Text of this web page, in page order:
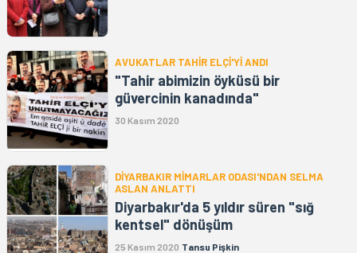
AVUKATLAR TAHİR ELÇİ'Yİ ANDI
"Tahir abimizin öyküsü bir
güvercinin kanadında"
30 Kasım 2020
DİYARBAKIR MİMARLAR ODASI'NDAN SELMA
ASLAN ANLATTI
Diyarbakır'da 5 yıldır süren "sığ
kentsel" dönüşüm
25 Kasım 2020 Tansu Pişkin